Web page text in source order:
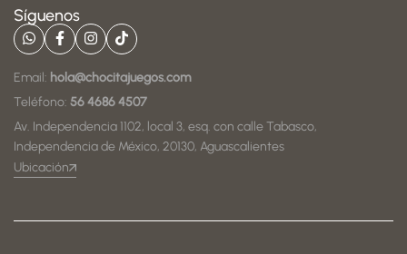
Síguenos
Email: hola@chocitajuegos.com
Teléfono: 56 4686 4507
Av. Independencia 1102, local 3, esq. con calle Tabasco,
Independencia de México, 20130, Aguascalientes
Ubicación